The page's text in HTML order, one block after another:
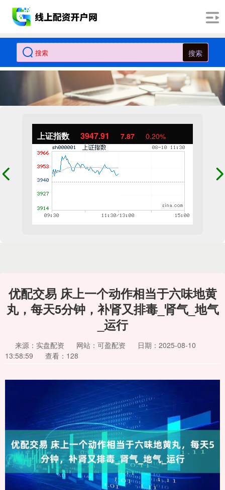
搜索
上证指数 3947.91 7.87 0.20%
优配交易 床上一个动作相当于六味地黄
丸，每天5分钟，补肾又排毒_肾气_地气
_运行
来源：实盘配资 网站：可盈配资
日期：2025-08-10
13:58:59
查看：128